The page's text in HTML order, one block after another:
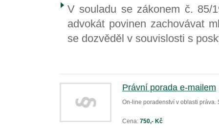
V souladu se zákonem č.
advokát povinen zachovávat
se dozvěděl v souvislosti s
Právní porada e-mailem
On-line poradenství v oblasti
Cena: 750,- Kč